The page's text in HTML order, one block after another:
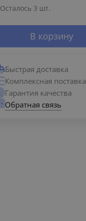
Осталось 3 шт.
В корзину
Быстрая доставка
Комплексная поставка
Гарантия качества
Обратная связь